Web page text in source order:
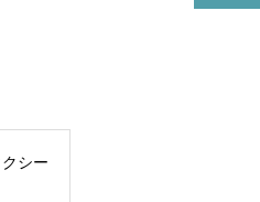
シー